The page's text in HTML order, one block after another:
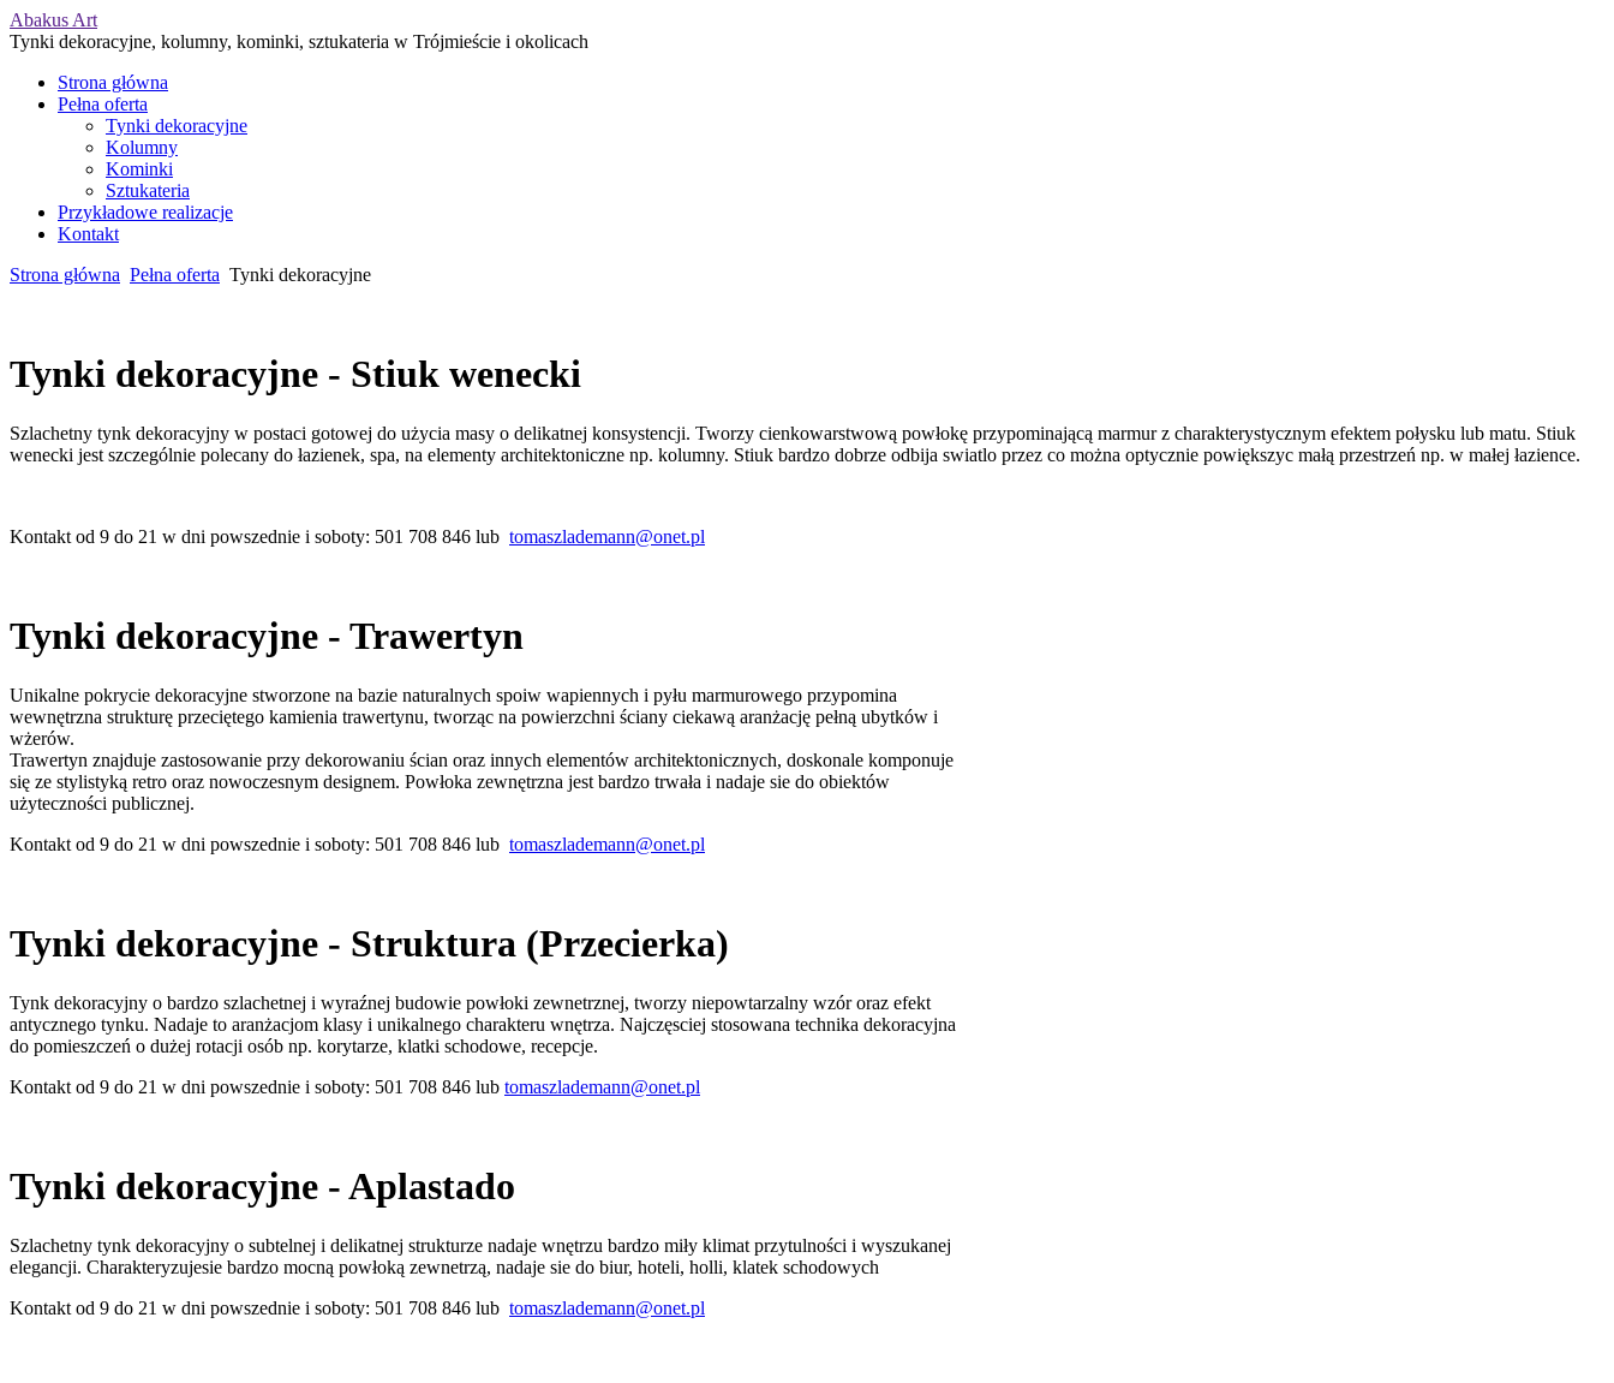
Abakus Art
Tynki dekoracyjne, kolumny, kominki, sztukateria w Trójmieście i okolicach
Strona główna
Pełna oferta
Tynki dekoracyjne
Kolumny
Kominki
Sztukateria
Przykładowe realizacje
Kontakt
Strona główna Pełna oferta Tynki dekoracyjne
Tynki dekoracyjne - Stiuk wenecki
Szlachetny tynk dekoracyjny w postaci gotowej do użycia masy o delikatnej konsystencji. Tworzy cienkowarstwową powłokę przypominającą marmur z charakterystycznym efektem połysku lub matu. Stiuk
wenecki jest szczególnie polecany do łazienek, spa, na elementy architektoniczne np. kolumny. Stiuk bardzo dobrze odbija swiatlo przez co można optycznie powiększyc małą przestrzeń np. w małej łazience.
Kontakt od 9 do 21 w dni powszednie i soboty: 501 708 846 lub tomaszlademann@onet.pl
Tynki dekoracyjne - Trawertyn
Unikalne pokrycie dekoracyjne stworzone na bazie naturalnych spoiw wapiennych i pyłu marmurowego przypomina
wewnętrzna strukturę przeciętego kamienia trawertynu, tworząc na powierzchni ściany ciekawą aranżację pełną ubytków i
wżerów.
Trawertyn znajduje zastosowanie przy dekorowaniu ścian oraz innych elementów architektonicznych, doskonale komponuje
się ze stylistyką retro oraz nowoczesnym designem. Powłoka zewnętrzna jest bardzo trwała i nadaje sie do obiektów
użyteczności publicznej.
Kontakt od 9 do 21 w dni powszednie i soboty: 501 708 846 lub tomaszlademann@onet.pl
Tynki dekoracyjne - Struktura (Przecierka)
Tynk dekoracyjny o bardzo szlachetnej i wyraźnej budowie powłoki zewnetrznej, tworzy niepowtarzalny wzór oraz efekt
antycznego tynku. Nadaje to aranżacjom klasy i unikalnego charakteru wnętrza. Najczęsciej stosowana technika dekoracyjna
do pomieszczeń o dużej rotacji osób np. korytarze, klatki schodowe, recepcje.
Kontakt od 9 do 21 w dni powszednie i soboty: 501 708 846 lub tomaszlademann@onet.pl
Tynki dekoracyjne - Aplastado
Szlachetny tynk dekoracyjny o subtelnej i delikatnej strukturze nadaje wnętrzu bardzo miły klimat przytulności i wyszukanej
elegancji. Charakteryzujesie bardzo mocną powłoką zewnetrzą, nadaje sie do biur, hoteli, holli, klatek schodowych
Kontakt od 9 do 21 w dni powszednie i soboty: 501 708 846 lub tomaszlademann@onet.pl